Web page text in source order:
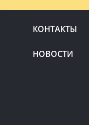
КОНТАКТЫ
НОВОСТИ